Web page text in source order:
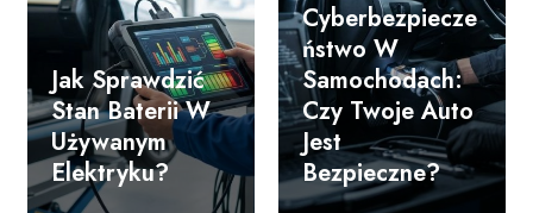
Jak Sprawdzić
Stan Baterii W
Używanym
Elektryku?
Cyberbezpiecze
Ństwo W
Samochodach:
Czy Twoje Auto
Jest
Bezpieczne?